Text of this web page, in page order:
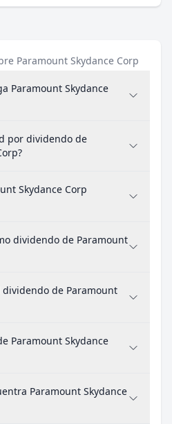
Paramount Skydance Corp
Paramount Skydance
por dividendo de
Skydance Corp
dividendo de Paramount
dividendo de Paramount
Paramount Skydance
Paramount Skydance